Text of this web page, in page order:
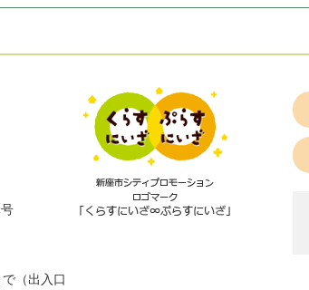
（出入口